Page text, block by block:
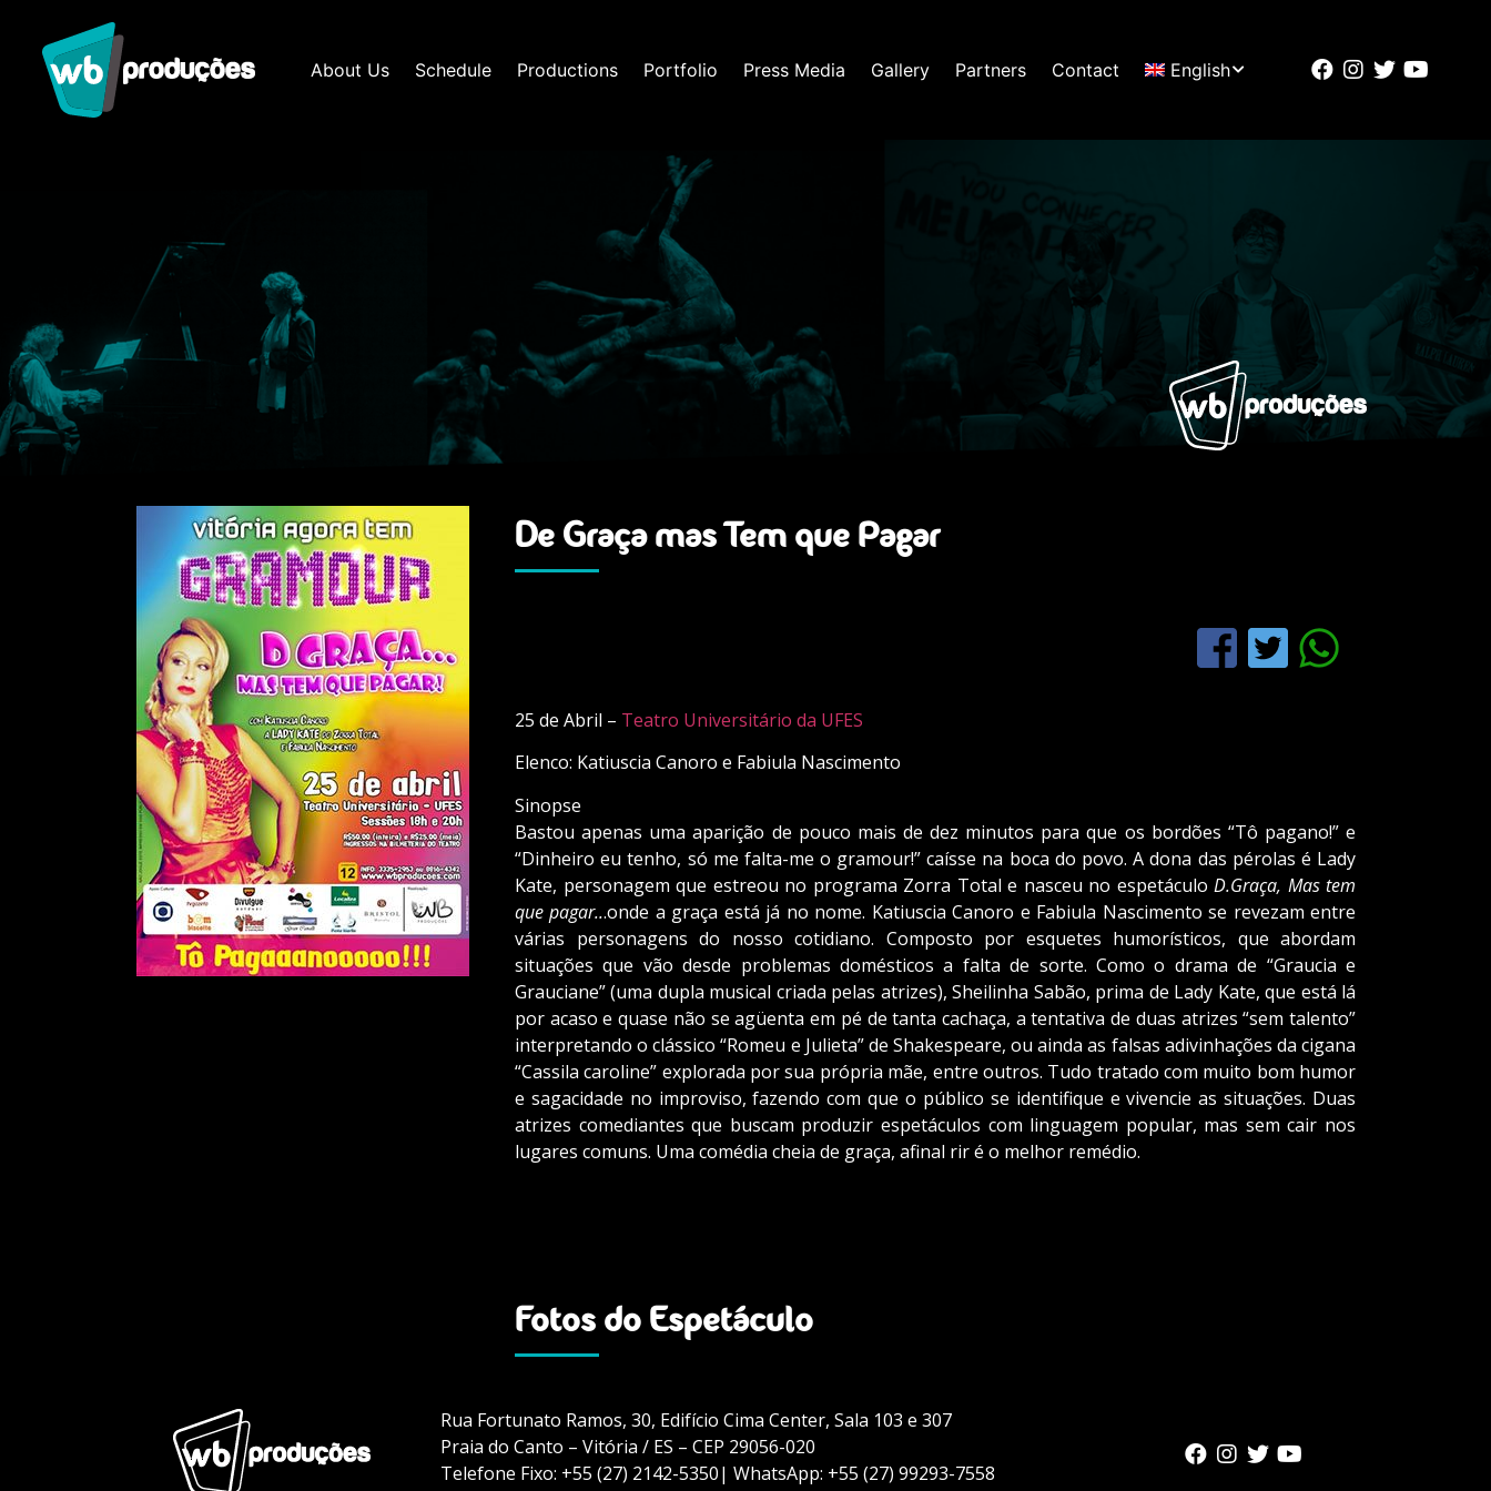
About Us Schedule Productions Portfolio Press Media Gallery Partners Contact English
De Graça mas Tem que Pagar
25 de Abril – Teatro Universitário da UFES
Elenco: Katiuscia Canoro e Fabiula Nascimento
Sinopse
Bastou apenas uma aparição de pouco mais de dez minutos para que os bordões “Tô pagano!” e
“Dinheiro eu tenho, só me falta-me o gramour!” caísse na boca do povo. A dona das pérolas é Lady
Kate, personagem que estreou no programa Zorra Total e nasceu no espetáculo D.Graça, Mas tem
que pagar...onde a graça está já no nome. Katiuscia Canoro e Fabiula Nascimento se revezam entre
várias personagens do nosso cotidiano. Composto por esquetes humorísticos, que abordam
situações que vão desde problemas domésticos a falta de sorte. Como o drama de “Graucia e
Grauciane” (uma dupla musical criada pelas atrizes), Sheilinha Sabão, prima de Lady Kate, que está lá
por acaso e quase não se agüenta em pé de tanta cachaça, a tentativa de duas atrizes “sem talento”
interpretando o clássico “Romeu e Julieta” de Shakespeare, ou ainda as falsas adivinhações da cigana
“Cassila caroline” explorada por sua própria mãe, entre outros. Tudo tratado com muito bom humor
e sagacidade no improviso, fazendo com que o público se identifique e vivencie as situações. Duas
atrizes comediantes que buscam produzir espetáculos com linguagem popular, mas sem cair nos
lugares comuns. Uma comédia cheia de graça, afinal rir é o melhor remédio.
Fotos do Espetáculo
Rua Fortunato Ramos, 30, Edifício Cima Center, Sala 103 e 307
Praia do Canto – Vitória / ES – CEP 29056-020
Telefone Fixo: +55 (27) 2142-5350| WhatsApp: +55 (27) 99293-7558